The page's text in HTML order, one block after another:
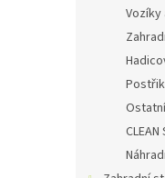
Vozíky
CLEAN